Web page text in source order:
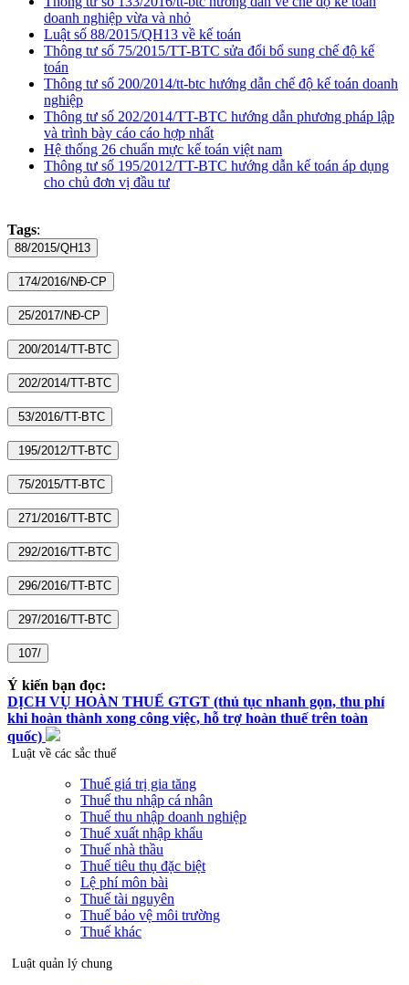
doanh nghiệp vừa và nhỏ
Luật số 88/2015/QH13 về kế toán
Thông tư số 75/2015/TT-BTC sửa đổi bổ sung chế độ kế
toán
Thông tư số 200/2014/tt-btc hướng dẫn chế độ kế toán doanh
nghiệp
Thông tư số 202/2014/TT-BTC hướng dẫn phương pháp lập
và trình bày cáo cáo hợp nhất
Hệ thống 26 chuẩn mực kế toán việt nam
Thông tư số 195/2012/TT-BTC hướng dẫn kế toán áp dụng
cho chủ đơn vị đầu tư
Tags:
Ý kiến bạn đọc:
DỊCH VỤ HOÀN THUẾ GTGT (thủ tục nhanh gọn, thu phí
khi hoàn thành xong công việc, hỗ trợ hoàn thuế trên toàn
quốc)
Luật về các sắc thuế
Thuế giá trị gia tăng
Thuế thu nhập cá nhân
Thuế thu nhập doanh nghiệp
Thuế xuất nhập khẩu
Thuế nhà thầu
Thuế tiêu thụ đặc biệt
Lệ phí môn bài
Thuế tài nguyên
Thuế bảo vệ môi trường
Thuế khác
Luật quản lý chung